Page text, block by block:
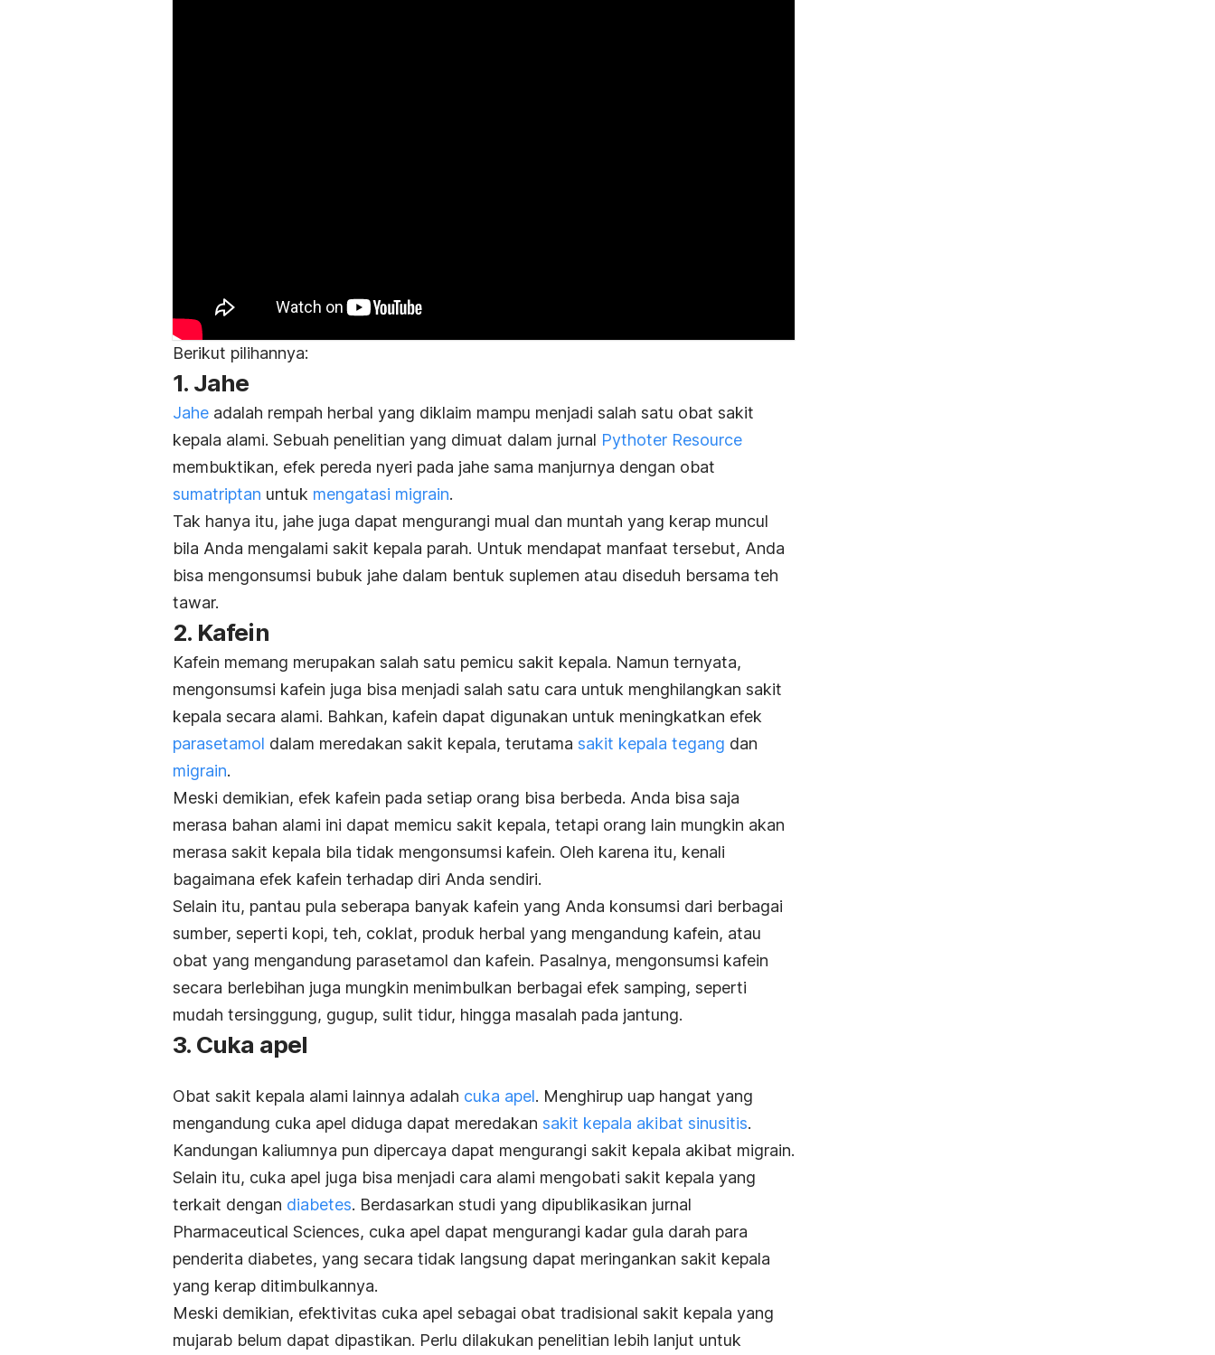
Berikut pilihannya:
1. Jahe
Jahe adalah rempah herbal yang diklaim mampu menjadi salah satu obat sakit
kepala alami. Sebuah penelitian yang dimuat dalam jurnal Pythoter Resource
membuktikan, efek pereda nyeri pada jahe sama manjurnya dengan obat
sumatriptan untuk mengatasi migrain.
Tak hanya itu, jahe juga dapat mengurangi mual dan muntah yang kerap muncul
bila Anda mengalami sakit kepala parah. Untuk mendapat manfaat tersebut, Anda
bisa mengonsumsi bubuk jahe dalam bentuk suplemen atau diseduh bersama teh
tawar.
2. Kafein
Kafein memang merupakan salah satu pemicu sakit kepala. Namun ternyata,
mengonsumsi kafein juga bisa menjadi salah satu cara untuk menghilangkan sakit
kepala secara alami. Bahkan, kafein dapat digunakan untuk meningkatkan efek
parasetamol dalam meredakan sakit kepala, terutama sakit kepala tegang dan
migrain.
Meski demikian, efek kafein pada setiap orang bisa berbeda. Anda bisa saja
merasa bahan alami ini dapat memicu sakit kepala, tetapi orang lain mungkin akan
merasa sakit kepala bila tidak mengonsumsi kafein. Oleh karena itu, kenali
bagaimana efek kafein terhadap diri Anda sendiri.
Selain itu, pantau pula seberapa banyak kafein yang Anda konsumsi dari berbagai
sumber, seperti kopi, teh, coklat, produk herbal yang mengandung kafein, atau
obat yang mengandung parasetamol dan kafein. Pasalnya, mengonsumsi kafein
secara berlebihan juga mungkin menimbulkan berbagai efek samping, seperti
mudah tersinggung, gugup, sulit tidur, hingga masalah pada jantung.
3. Cuka apel
Obat sakit kepala alami lainnya adalah cuka apel. Menghirup uap hangat yang
mengandung cuka apel diduga dapat meredakan sakit kepala akibat sinusitis.
Kandungan kaliumnya pun dipercaya dapat mengurangi sakit kepala akibat migrain.
Selain itu, cuka apel juga bisa menjadi cara alami mengobati sakit kepala yang
terkait dengan diabetes. Berdasarkan studi yang dipublikasikan jurnal
Pharmaceutical Sciences, cuka apel dapat mengurangi kadar gula darah para
penderita diabetes, yang secara tidak langsung dapat meringankan sakit kepala
yang kerap ditimbulkannya.
Meski demikian, efektivitas cuka apel sebagai obat tradisional sakit kepala yang
mujarab belum dapat dipastikan. Perlu dilakukan penelitian lebih lanjut untuk